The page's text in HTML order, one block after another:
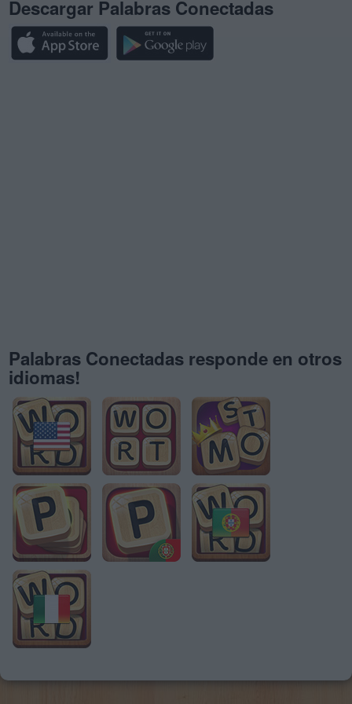
Descargar Palabras Conectadas
Palabras Conectadas responde en otros
idiomas!